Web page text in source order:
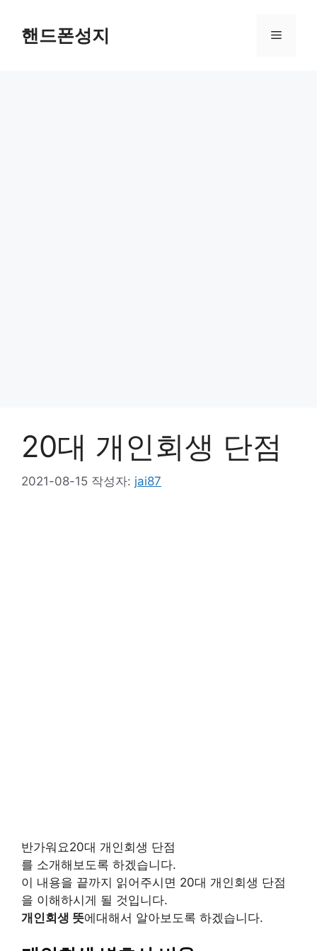
핸드폰성지 메
20대 개인회생 단점
2021-08-15 작성자: jai87
반가워요20대 개인회생 단점
를 소개해보도록 하겠습니다.
이 내용을 끝까지 읽어주시면 20대 개인회생 단점
을 이해하시게 될 것입니다.
개인회생 뜻에대해서 알아보도록 하겠습니다.